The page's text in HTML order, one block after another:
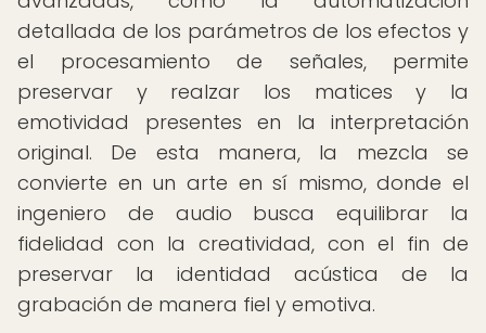
detallada de los parámetros de los efectos y
el procesamiento de señales, permite
preservar y realzar los matices y la
emotividad presentes en la interpretación
original. De esta manera, la mezcla se
convierte en un arte en sí mismo, donde el
ingeniero de audio busca equilibrar la
fidelidad con la creatividad, con el fin de
preservar la identidad acústica de la
grabación de manera fiel y emotiva.